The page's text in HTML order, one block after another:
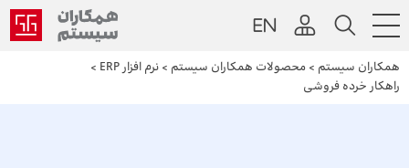
همکاران سیستم > محصولات همکاران سیستم > نرم افزار ERP
>
راهکار خرده فروشی